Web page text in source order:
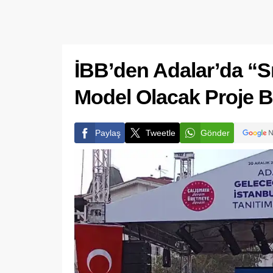
İBB’den Adalar’da
Model Olacak Proje
Paylaş Tweetle Gönder